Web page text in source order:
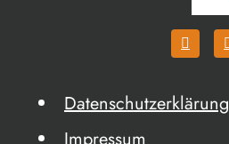
Datenschutzerklärung